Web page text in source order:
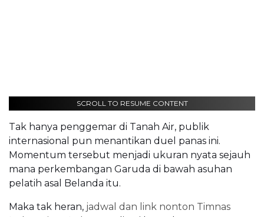
SCROLL TO RESUME CONTENT
Tak hanya penggemar di Tanah Air, publik
internasional pun menantikan duel panas ini.
Momentum tersebut menjadi ukuran nyata sejauh
mana perkembangan Garuda di bawah asuhan
pelatih asal Belanda itu.
Maka tak heran, jadwal dan link nonton Timnas